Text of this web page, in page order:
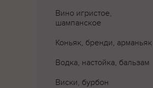
Вино игристое,
шампанское
Коньяк, бренди, арманьяк
Водка, настойка, бальзам
Виски, бурбон